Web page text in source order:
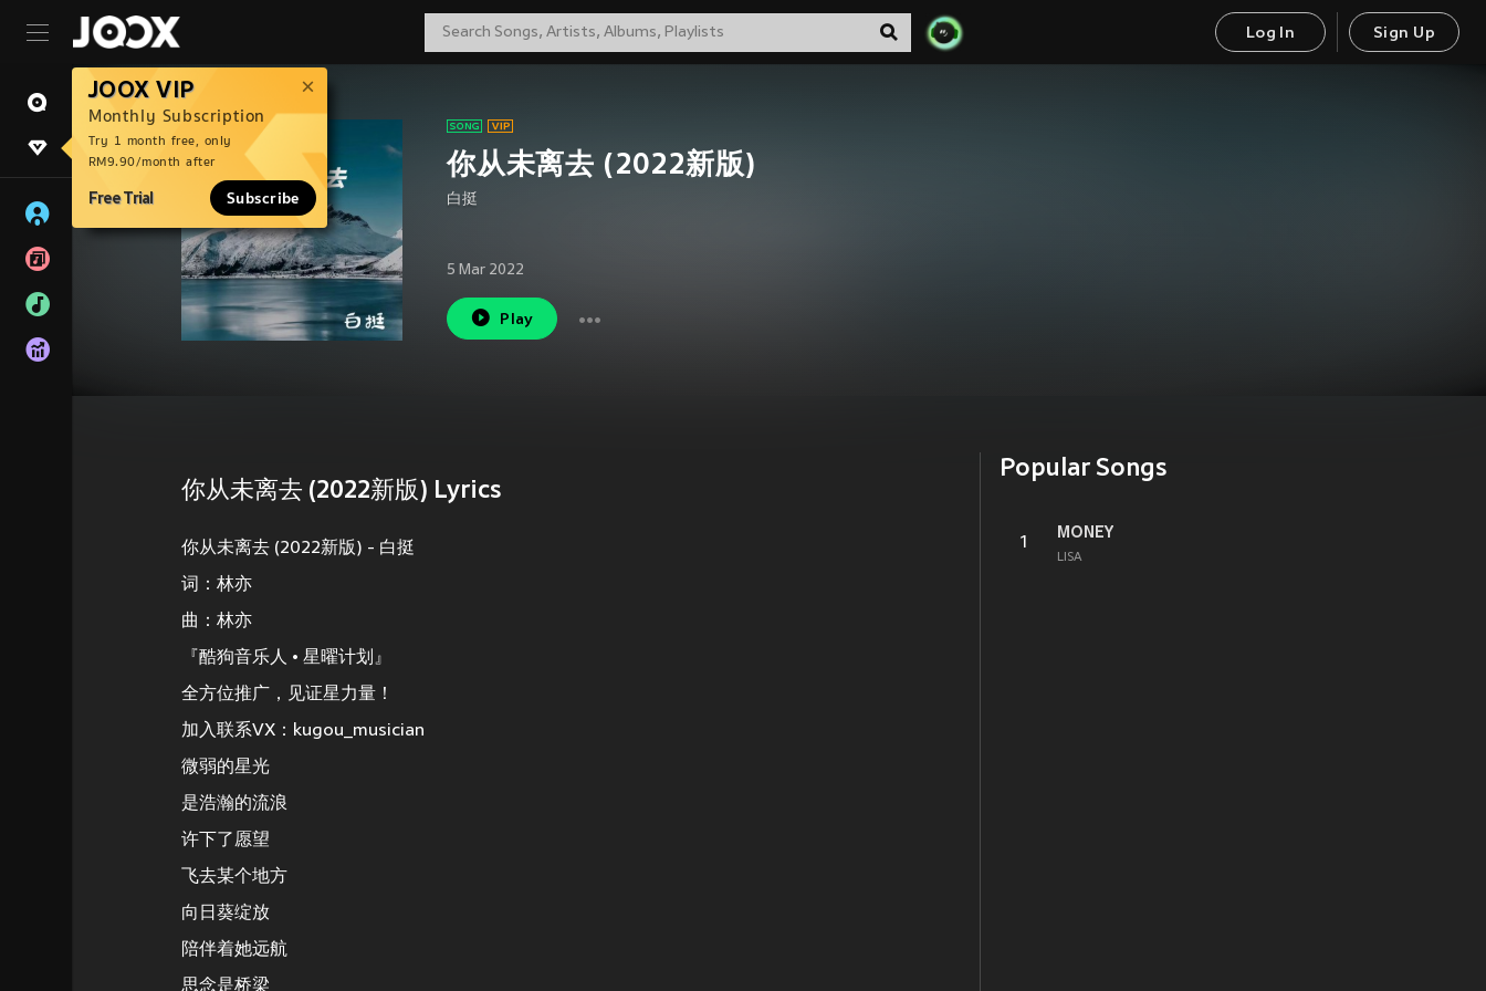
Log In Sign Up
JOOX VIP
Monthly Subscription
Try 1 month free, only
RM9.90/month after
Free Trial Subscribe
你从未离去 (2022新版)
白挺
5 Mar 2022
Play
你从未离去 (2022新版) Lyrics
你从未离去 (2022新版) - 白挺
词：林亦
曲：林亦
『酷狗音乐人 • 星曜计划』
全方位推广，见证星力量！
加入联系VX：kugou_musician
微弱的星光
是浩瀚的流浪
许下了愿望
飞去某个地方
向日葵绽放
陪伴着她远航
思念是桥梁
Popular Songs
1
MONEY
LISA